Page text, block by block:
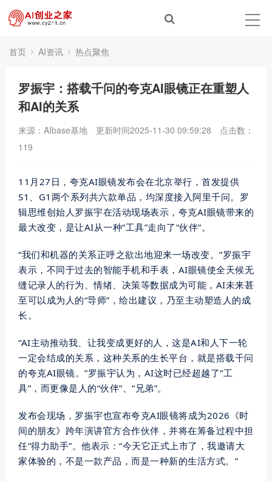
首页 AI资讯 热点聚焦
罗振宇：搭载千问的夸克AI眼镜正在重塑人
和AI的关系
来源：AIbase基地 更新时间2025-11-30 09:59:28
点击数：
119
11月27日，夸克AI眼镜发布会在北京举行，首发提供
S1、G1两个系列共六款单品，均深度接入阿里千问。罗
辑思维创始人罗振宇在活动现场表示，夸克AI眼镜带来的
最大改变，是让AI从一种“工具”走向了“伙伴”。
“我们和机器的关系正呼之欲出地迎来一场改变。”罗振宇
表示，不同于过去的智能手机和手表，AI眼镜使全天候无
缝记录人的行为、情绪、决策等数据成为可能，AI未来甚
至可以成为人的“导师”，给出建议，乃至主动塑造人的成
长。
“AI主动推动我、让我变成更好的人，这是AI和人下一轮
一定会结成的关系，这种关系的生长平台，就是搭载千问
的夸克AI眼镜。”罗振宇认为，AI这时已经超越了“工
具”，而更像是人的“伙伴”、“兄弟”。
发布会现场，罗振宇也宣布夸克AI眼镜将成为2026《时
间的朋友》跨年演讲官方合作伙伴，并将在筹备过程中担
任“得力助手”。他表示：“今天它正式上市了，我邀请大
家体验的，不是一款产品，而是一种新的生活方式。”